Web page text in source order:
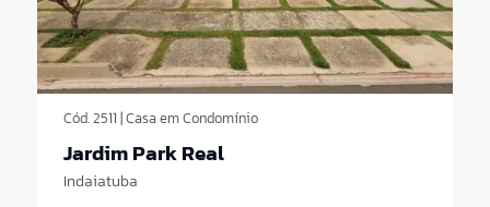
Cód. 2511 | Casa em Condomínio
Jardim Park Real
Indaiatuba